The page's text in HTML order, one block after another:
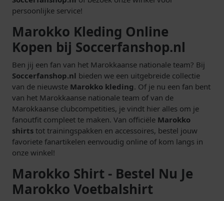
persoonlijke service!
Marokko Kleding Online
Kopen bij Soccerfanshop.nl
Ben jij een fan van het Marokkaanse nationale team? Bij
Soccerfanshop.nl bieden we een uitgebreide collectie
van de nieuwste Marokko kleding. Of je nu een fan bent
van het Marokkaanse nationale team of van de
Marokkaanse clubcompetities, je vindt hier alles om je
fanoutfit compleet te maken. Van officiële Marokko
shirts tot trainingspakken en accessoires, bestel jouw
favoriete fanartikelen eenvoudig online of kom langs in
onze winkel!
Marokko Shirt - Bestel Nu Je
Marokko Voetbalshirt